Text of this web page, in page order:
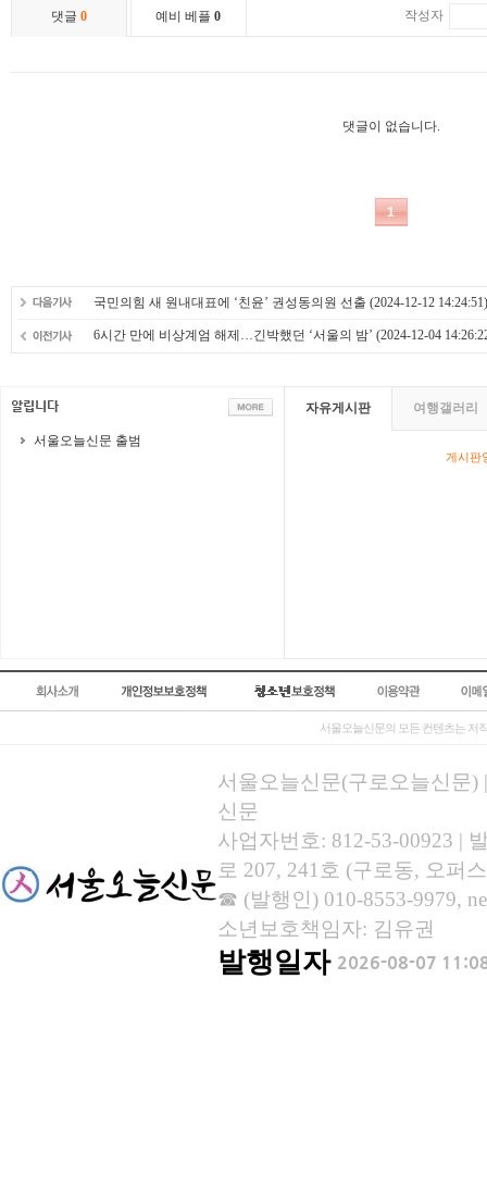
국민의힘 새 원내대표에 ‘친윤’ 권성동의원 선출 (2024-12-12 14:24:51)
6시간 만에 비상계엄 해제…긴박했던 ‘서울의 밤’ (2024-12-04
서울오늘신문 출범
자유게시판 여행갤러리
게시판
서울오늘신문의 모든 컨텐츠는 저
서울오늘신문(구로오늘신문)
신문
사업자번호: 812-53-00923 |
로 207, 241호 (구로동, 오퍼
☎ (발행인) 010-8553-9979,
소년보호책임자: 김유권
발행일자